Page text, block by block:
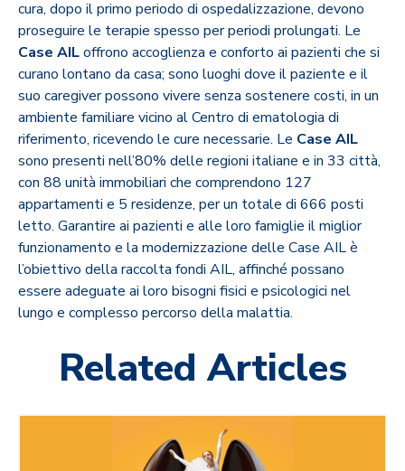
cura, dopo il primo periodo di ospedalizzazione, devono
proseguire le terapie spesso per periodi prolungati. Le
Case AILoffrono accoglienza e conforto ai pazienti che si
curano lontano da casa; sono luoghi dove il paziente e il
suo caregiver possono vivere senza sostenere costi, in un
ambiente familiare vicino al Centro di ematologia di
riferimento, ricevendo le cure necessarie. Le Case AIL
sono presenti nell’80% delle regioni italiane e in 33 città,
con 88 unità immobiliari che comprendono 127
appartamenti e 5 residenze, per un totale di 666 posti
letto. Garantire ai pazienti e alle loro famiglie il miglior
funzionamento e la modernizzazione delle Case AIL è
l’obiettivo della raccolta fondi AIL, affinché possano
essere adeguate ai loro bisogni fisici e psicologici nel
lungo e complesso percorso della malattia.
Related Articles